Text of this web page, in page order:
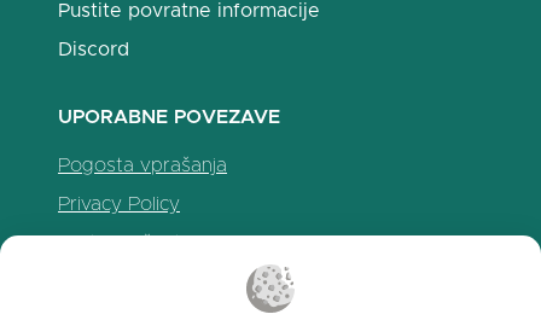
Pustite povratne informacije
Discord
UPORABNE POVEZAVE
Pogosta vprašanja
Privacy Policy